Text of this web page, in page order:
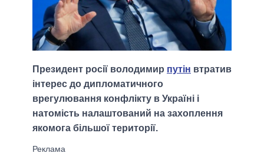
Президент росії володимир путін втратив
інтерес до дипломатичного
врегулювання конфлікту в Україні і
натомість налаштований на захоплення
якомога більшої території.